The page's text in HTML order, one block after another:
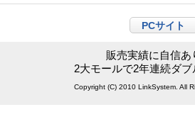
PCサイト
販売実績に自信あ
2大モールで2年連続ダブ
Copyright (C) 2010 LinkSystem. All